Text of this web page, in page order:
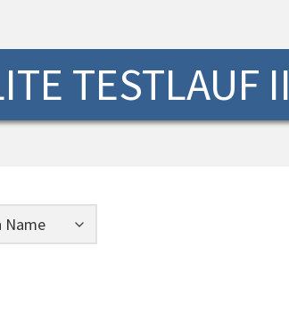
TESTLAUF II